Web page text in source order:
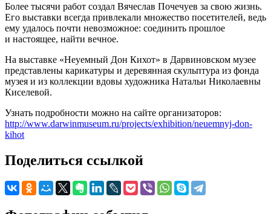
Более тысячи работ создал Вячеслав Почечуев за свою жизнь.
Его выставки всегда привлекали множество посетителей, ведь
ему удалось почти невозможное: соединить прошлое
и настоящее, найти вечное.
На выставке «Неуемный Дон Кихот» в Дарвиновском музее
представлены карикатуры и деревянная скульптура из фонда
музея и из коллекции вдовы художника Натальи Николаевны
Киселевой.
Узнать подробности можно на сайте организаторов:
http://www.darwinmuseum.ru/projects/exhibition/neuemnyj-don-
kihot
Поделиться ссылкой